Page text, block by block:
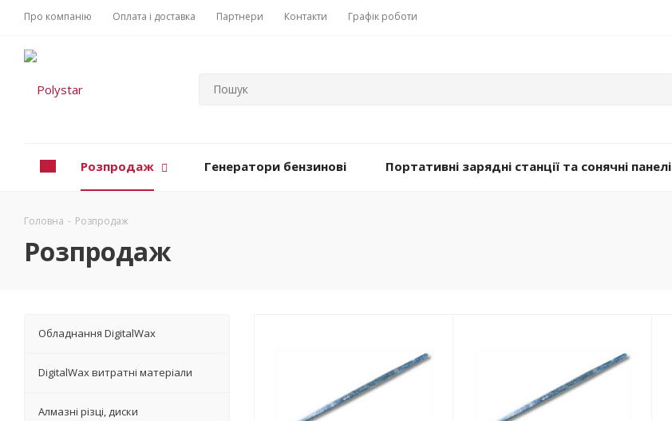
Про компанію Оплата і доставка Партнери Контакти Графік роботи
Розпродаж Генератори бензинові Портативні зарядні станції та сонячні панелі
Головна - Розпродаж
Розпродаж
Обладнання DigitalWax
DigitalWax витратні матеріали
Алмазні різці, диски